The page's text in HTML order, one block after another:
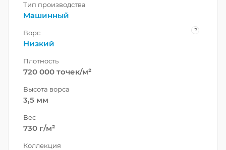
Тип производства
Машинный
Ворс ?
Низкий
Плотность
720 000 точек/м²
Высота ворса
3,5 мм
Вес
730 г/м²
Коллекция